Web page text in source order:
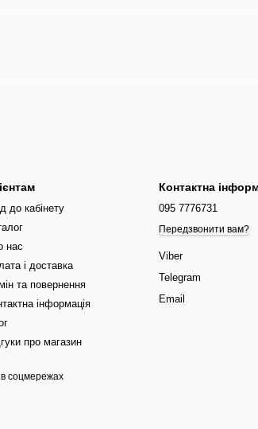
до кабінету
нас
і доставка
та повернення
інформація
про магазин
соцмережах
Контактна
095 7776731
Передзвонити вам?
Viber
Telegram
Email